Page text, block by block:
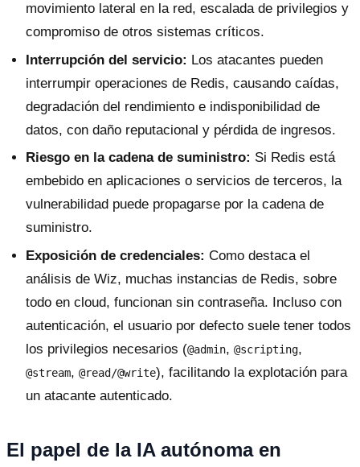
movimiento lateral en la red, escalada de privilegios y
compromiso de otros sistemas críticos.
Interrupción del servicio: Los atacantes pueden
interrumpir operaciones de Redis, causando caídas,
degradación del rendimiento e indisponibilidad de
datos, con daño reputacional y pérdida de ingresos.
Riesgo en la cadena de suministro: Si Redis está
embebido en aplicaciones o servicios de terceros, la
vulnerabilidad puede propagarse por la cadena de
suministro.
Exposición de credenciales: Como destaca el
análisis de Wiz, muchas instancias de Redis, sobre
todo en cloud, funcionan sin contraseña. Incluso con
autenticación, el usuario por defecto suele tener todos
los privilegios necesarios (@admin, @scripting,
@stream, @read/@write), facilitando la explotación para
un atacante autenticado.
El papel de la IA autónoma en